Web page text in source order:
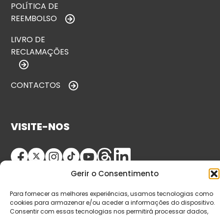
Gerir o Consentimento
Para fornecer as melhores experiências, usamos tecnologias como
cookies para armazenar e/ou aceder a informações do dispositivo.
Consentir com essas tecnologias nos permitirá processar dados,
POLÍTICA DE
REEMBOLSO
LIVRO DE
RECLAMAÇÕES
CONTACTOS
VISITE-NOS